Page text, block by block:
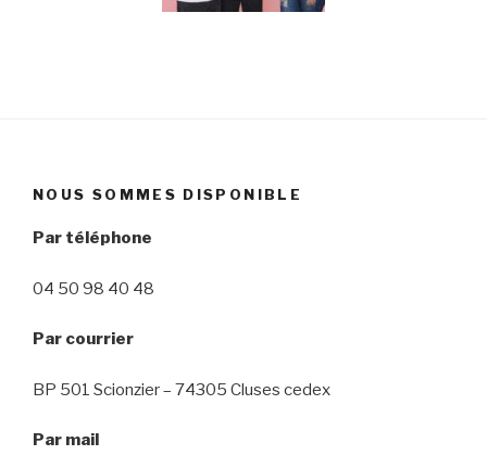
NOUS SOMMES DISPONIBLE
Par téléphone
04 50 98 40 48
Par courrier
BP 501 Scionzier – 74305 Cluses cedex
Par mail